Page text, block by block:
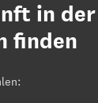
in der
finden
: